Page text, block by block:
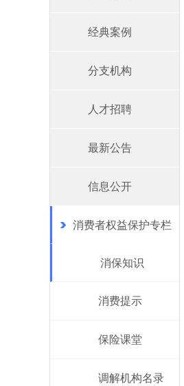
经典案例
分支机构
人才招聘
最新公告
信息公开
消费者权益保护专栏
消保知识
消费提示
保险课堂
调解机构名录